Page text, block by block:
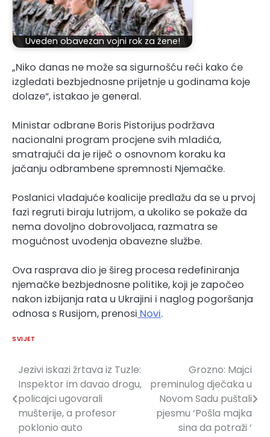
Uveden obavezan vojni rok za žene!
„Niko danas ne može sa sigurnošću reći kako će
izgledati bezbjednosne prijetnje u godinama koje
dolaze“, istakao je general.
Ministar odbrane Boris Pistorijus podržava
nacionalni program procjene svih mladića,
smatrajući da je riječ o osnovnom koraku ka
jačanju odbrambene spremnosti Njemačke.
Poslanici vladajuće koalicije predlažu da se u prvoj
fazi regruti biraju lutrijom, a ukoliko se pokaže da
nema dovoljno dobrovoljaca, razmatra se
mogućnost uvođenja obavezne službe.
Ova rasprava dio je šireg procesa redefiniranja
njemačke bezbjednosne politike, koji je započeo
nakon izbijanja rata u Ukrajini i naglog pogoršanja
odnosa s Rusijom, prenosi Novi.
SVIJET
Navigacija
članaka
Jezivi iskazi žrtava iz Tuzle:
Inspektor im davao drogu,
policajci ugovarali
mušterije, a profesor
poklonio auto
Grozno: Majci
preminulog dječaka u
Novom Sadu puštali
pjesmu ‘Pošla majka
sina da potraži ‘